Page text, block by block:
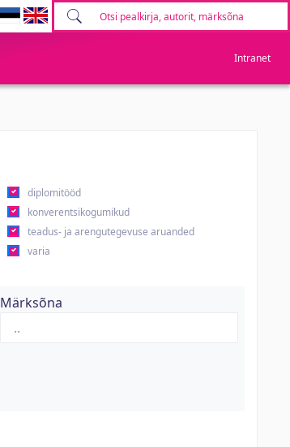
Intranet
diplomitööd
konverentsikogumikud
teadus- ja arengutegevuse aruanded
varia
Märksõna